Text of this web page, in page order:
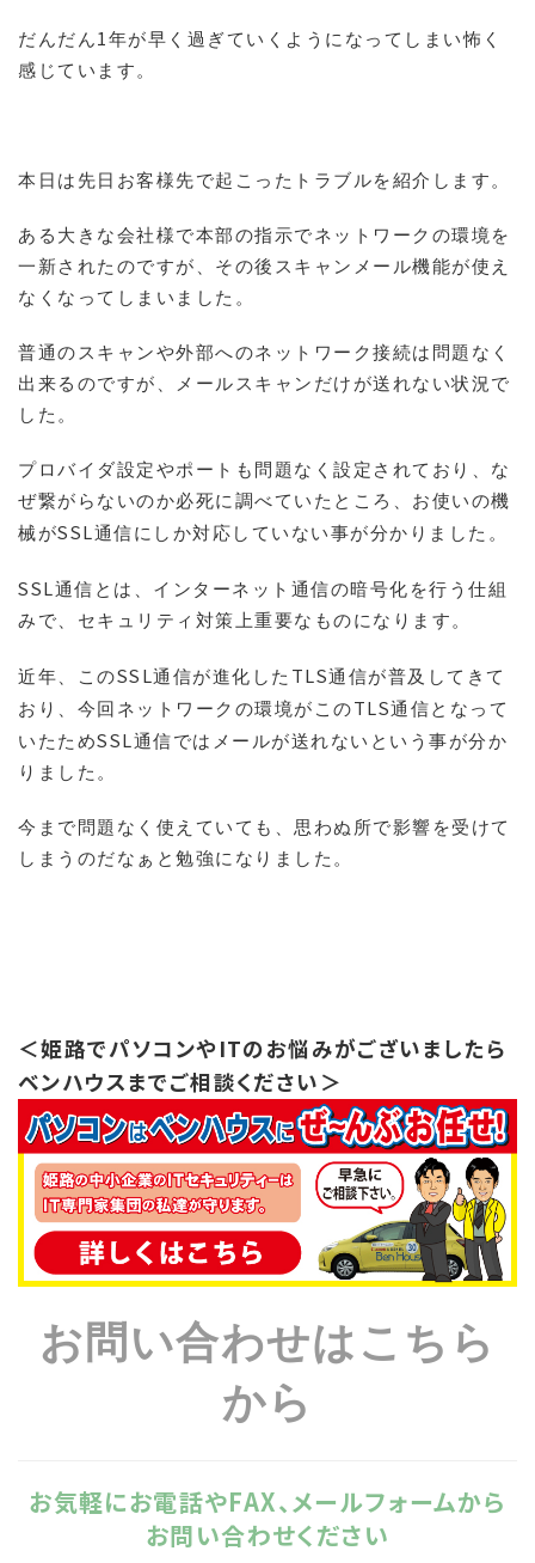
だんだん1 年が早く過ぎていくようになってしまい怖く
感じています。
本日は先日お客様先で起こったトラブルを紹介します。
ある大きな会社様で本部の指示でネットワークの環境を
一新されたのですが、その後スキャンメール機能が使え
なくなってしまいました。
普通のスキャンや外部へのネットワーク接続は問題なく
出来るのですが、メールスキャンだけが送れない状況で
した。
プロバイダ設定やポートも問題なく設定されており、な
ぜ繋がらないのか必死に調べていたところ、お使いの機
械がSSL通信にしか対応していない事が分かりました。
SSL通信とは、インターネット通信の暗号化を行う仕組
みで、セキュリティ対策上重要なものになります。
近年、このSSL通信が進化した TLS通信が普及してきて
おり、今回ネットワークの環境がこのTLS通信となって
いたためSSL通信ではメールが送れないという事が分か
りました。
今まで問題なく使えていても、思わぬ所で影響を受けて
しまうのだなぁと勉強になりました。
＜姫路でパソコンやITのお悩みがございましたら
ベンハウスまでご相談ください＞
お問い合わせはこちら
から
お気軽にお電話やFAX、メールフォームから
お問い合わせください